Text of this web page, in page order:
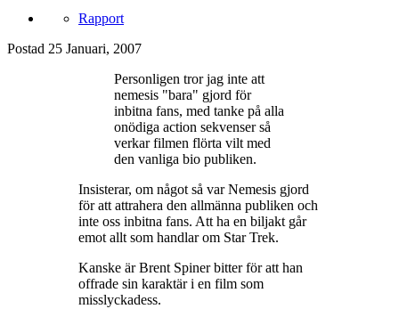
Rapport
Postad 25 Januari, 2007
Personligen tror jag inte att
nemesis "bara" gjord för
inbitna fans, med tanke på alla
onödiga action sekvenser så
verkar filmen flörta vilt med
den vanliga bio publiken.
Insisterar, om något så var Nemesis gjord
för att attrahera den allmänna publiken och
inte oss inbitna fans. Att ha en biljakt går
emot allt som handlar om Star Trek.
Kanske är Brent Spiner bitter för att han
offrade sin karaktär i en film som
misslyckadess.